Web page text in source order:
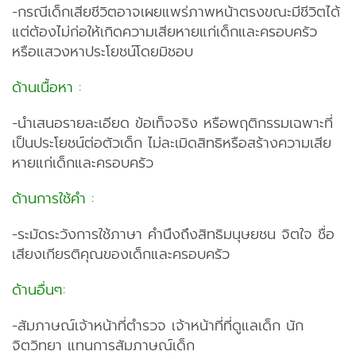
-กรณีเด็กเสียชีวิตอาจเผยแพร่ภาพหน้าตรงขณะมีชีวิตได้
แต่ต้องไม่ก่อให้เกิดความเสียหายแก่เด็กและครอบครัว
หรือแสวงหาประโยชน์โดยมิชอบ
ด้านเนื้อหา :
-นำเสนอรายละเอียด ข้อเท็จจริง หรือพฤติกรรมเฉพาะที่
เป็นประโยชน์ต่อตัวเด็ก ไม่ละเมิดสิทธิหรือสร้างความเสีย
หายแก่เด็กและครอบครัว
ด้านการใช้คำ :
-ระมัดระวังการใช้ภาษา คำนึงถึงสิทธิมนุษยชน จิตใจ ชื่อ
เสียงเกียรติคุณของเด็กและครอบครัว
ด้านอื่นๆ:
-สัมภาษณ์เจ้าหน้าที่ตำรวจ เจ้าหน้าที่ที่ดูแลเด็ก นัก
จิตวิทยา แทนการสัมภาษณ์เด็ก